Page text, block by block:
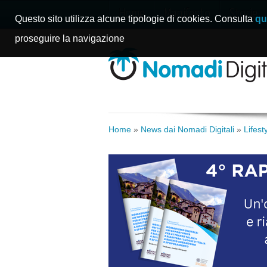
Home Manifesto Storie
Home » News dai Nomadi Digitali »
Questo sito utilizza alcune tipologie di cookies. Consulta
proseguire la navigazione